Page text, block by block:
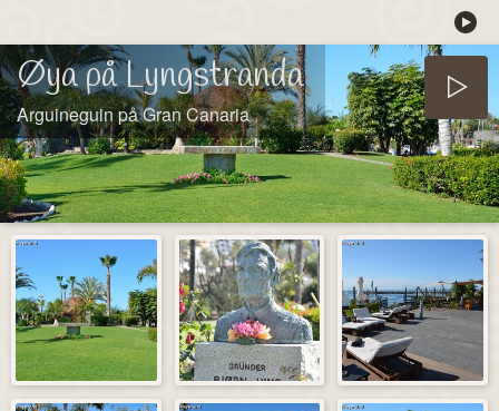
Øya på Lyngstranda
Arguineguin på Gran Canaria